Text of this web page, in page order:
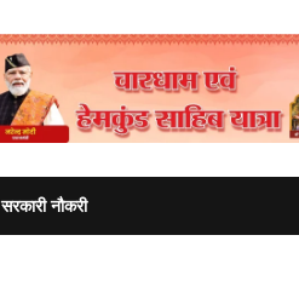
सरकारी नौकरी